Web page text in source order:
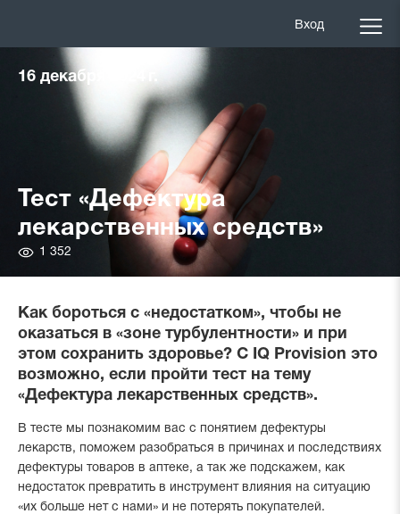
Вход
16 декабря 2024 г.
Тест «Дефектура
лекарственных средств»
Количество
1 352
Как бороться с «недостатком», чтобы не
оказаться в «зоне турбулентности» и при
этом сохранить здоровье? С IQ Provision это
возможно, если пройти тест на тему
«Дефектура лекарственных средств».
В тесте мы познакомим вас с понятием дефектуры
лекарств, поможем разобраться в причинах и последствиях
дефектуры товаров в аптеке, а так же подскажем, как
недостаток превратить в инструмент влияния на ситуацию
«их больше нет с нами» и не потерять покупателей.